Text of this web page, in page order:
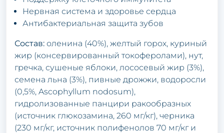
Нервная система и здоровье сердца
Антибактериальная защита зубов
Состав: оленина (40%), желтый горох, куриный
жир (консервированный токоферолами), нут,
гречка, сушеные яблоки, лососевый жир (3%),
семена льна (3%), пивные дрожжи, водоросли
(0,5%, Ascophyllum nodosum),
гидролизованные панцири ракообразных
(источник глюкозамина, 260 мг/кг), черника
(230 мг/кг, источник полифенолов 70 мг/кг и